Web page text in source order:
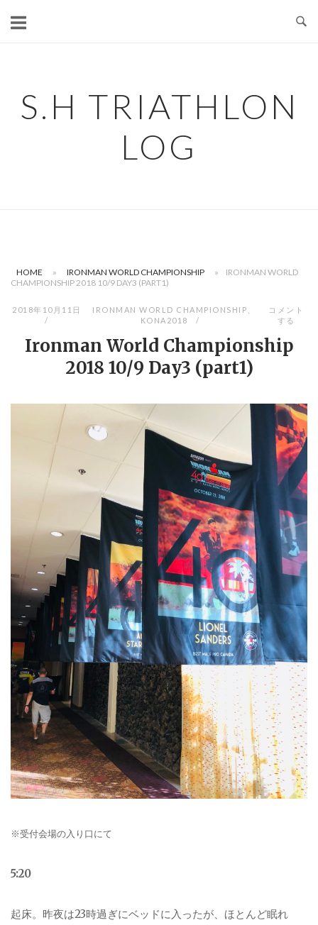
S.H TRIATHLON
LOG
HOME » IRONMAN WORLD CHAMPIONSHIP »
IRONMAN WORLD
CHAMPIONSHIP 2018 10/9 DAY3 (PART1)
2018年10月11日 IRONMAN WORLD CHAMPIONSHIP
KONA2018
コメント
する
Ironman World Championship
2018 10/9 Day3 (part1)
※受付会場の入り口にて
5:20
起床。昨夜は23時過ぎにベッドに入ったが、ほとんど眠れ